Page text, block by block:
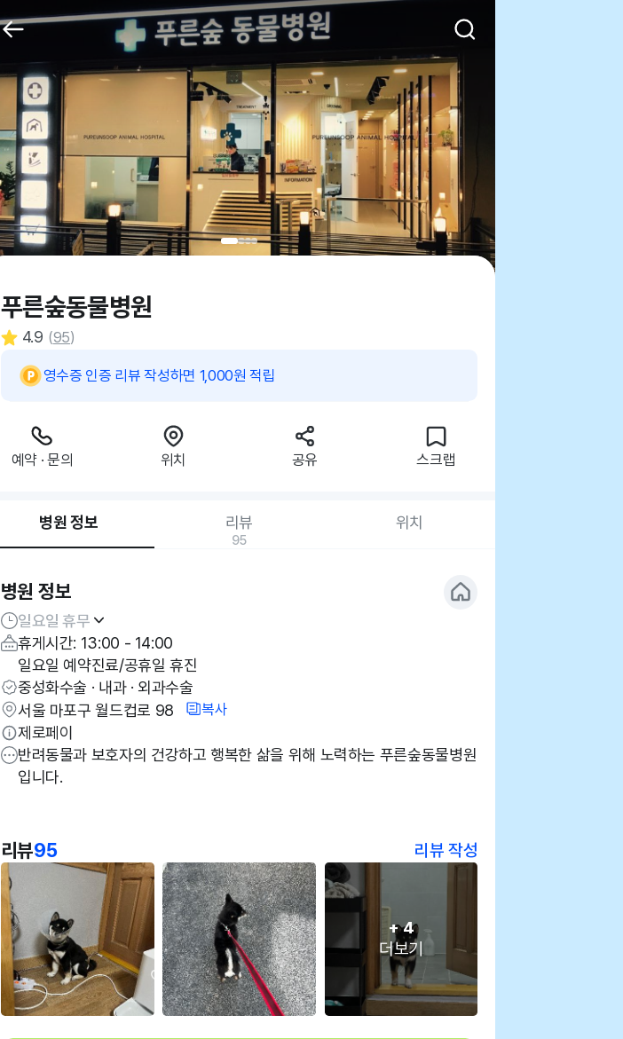
푸른숲동물병원
4.9 (95)
영수증 인증 리뷰 작성하면 1,000원 적립
예약 · 문의 위치 공유 스크랩
병원 정보 리뷰
95
위치
병원 정보
일요일 휴무
휴게시간: 13:00 - 14:00
일요일 예약진료/공휴일 휴진
중성화수술 · 내과 · 외과수술
서울 마포구 월드컵로 98
복사
제로페이
반려동물과 보호자의 건강하고 행복한 삶을 위해 노력하는 푸른숲동물병원
입니다.
리뷰95 리뷰 작성
+4
더보기